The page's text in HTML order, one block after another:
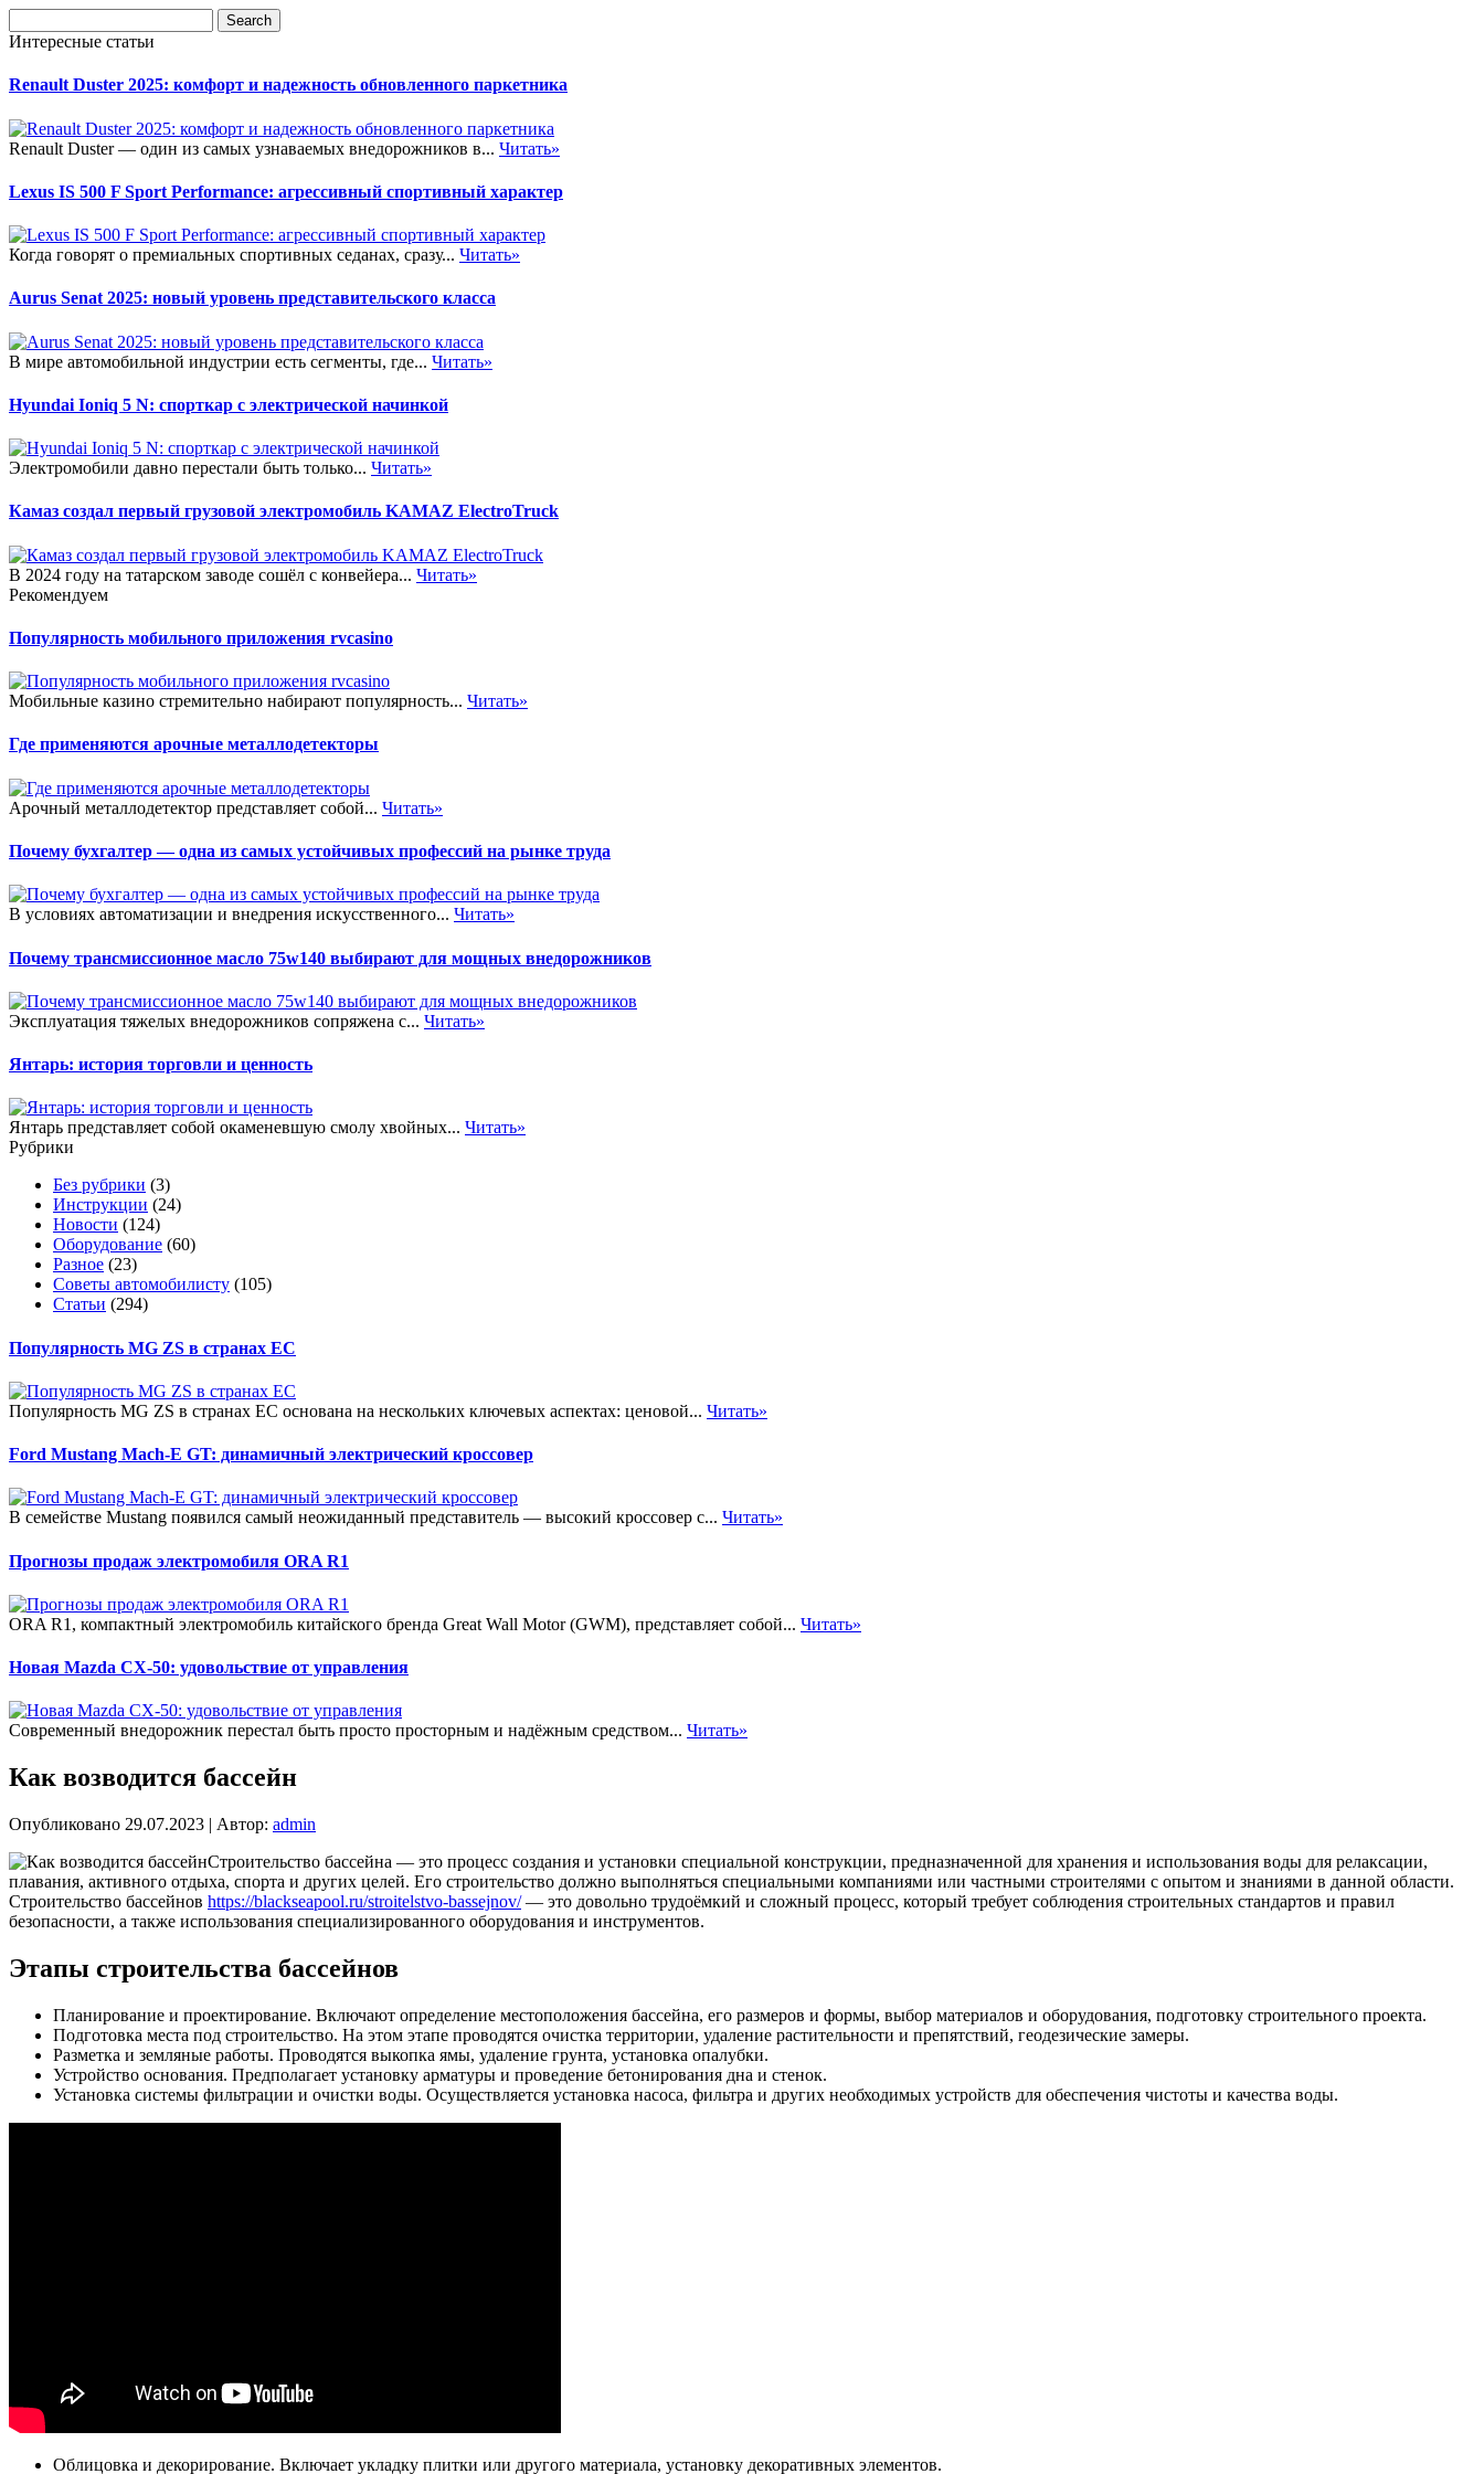
Интересные статьи
Renault Duster 2025: комфорт и надежность обновленного паркетника
Renault Duster — один из самых узнаваемых внедорожников в... Читать»
Lexus IS 500 F Sport Performance: агрессивный спортивный характер
Когда говорят о премиальных спортивных седанах, сразу... Читать»
Aurus Senat 2025: новый уровень представительского класса
В мире автомобильной индустрии есть сегменты, где... Читать»
Hyundai Ioniq 5 N: спорткар с электрической начинкой
Электромобили давно перестали быть только... Читать»
Камаз создал первый грузовой электромобиль KAMAZ ElectroTruck
В 2024 году на татарском заводе сошёл с конвейера... Читать»
Рекомендуем
Популярность мобильного приложения rvcasino
Мобильные казино стремительно набирают популярность... Читать»
Где применяются арочные металлодетекторы
Арочный металлодетектор представляет собой... Читать»
Почему бухгалтер — одна из самых устойчивых профессий на рынке труда
В условиях автоматизации и внедрения искусственного... Читать»
Почему трансмиссионное масло 75w140 выбирают для мощных внедорожников
Эксплуатация тяжелых внедорожников сопряжена с... Читать»
Янтарь: история торговли и ценность
Янтарь представляет собой окаменевшую смолу хвойных... Читать»
Рубрики
Без рубрики (3)
Инструкции (24)
Новости (124)
Оборудование (60)
Разное (23)
Советы автомобилисту (105)
Статьи (294)
Популярность MG ZS в странах ЕС
Популярность MG ZS в странах ЕС основана на нескольких ключевых аспектах: ценовой... Читать»
Ford Mustang Mach-E GT: динамичный электрический кроссовер
В семействе Mustang появился самый неожиданный представитель — высокий кроссовер с... Читать»
Прогнозы продаж электромобиля ORA R1
ORA R1, компактный электромобиль китайского бренда Great Wall Motor (GWM), представляет собой... Читать»
Новая Mazda CX-50: удовольствие от управления
Современный внедорожник перестал быть просто просторным и надёжным средством... Читать»
Как возводится бассейн
Опубликовано 29.07.2023 | Автор: admin
Строительство бассейна — это процесс создания и установки специальной конструкции, предназначенной для хранения и использования воды для релаксации,
плавания, активного отдыха, спорта и других целей. Его строительство должно выполняться специальными компаниями или частными строителями с опытом и знаниями в данной области.
Строительство бассейнов https://blackseapool.ru/stroitelstvo-bassejnov/— это довольно трудоёмкий и сложный процесс, который требует соблюдения строительных стандартов и правил
безопасности, а также использования специализированного оборудования и инструментов.
Этапы строительства бассейнов
Планирование и проектирование. Включают определение местоположения бассейна, его размеров и формы, выбор материалов и оборудования, подготовку строительного проекта.
Подготовка места под строительство. На этом этапе проводятся очистка территории, удаление растительности и препятствий, геодезические замеры.
Разметка и земляные работы. Проводятся выкопка ямы, удаление грунта, установка опалубки.
Устройство основания. Предполагает установку арматуры и проведение бетонирования дна и стенок.
Установка системы фильтрации и очистки воды. Осуществляется установка насоса, фильтра и других необходимых устройств для обеспечения чистоты и качества воды.
Облицовка и декорирование. Включает укладку плитки или другого материала, установку декоративных элементов.